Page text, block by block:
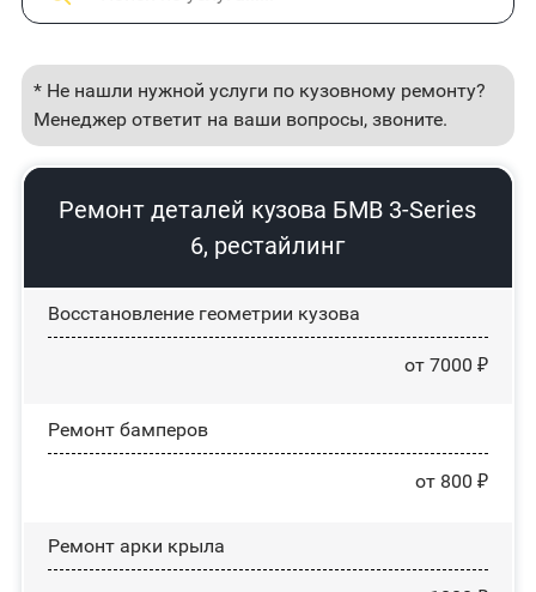
* Не нашли нужной услуги по кузовному ремонту?
Менеджер ответит на ваши вопросы, звоните.
Ремонт деталей кузова БМВ 3-Series
6, рестайлинг
Восстановление геометрии кузова
от 7000 ₽
Ремонт бамперов
от 800 ₽
Ремонт арки крыла